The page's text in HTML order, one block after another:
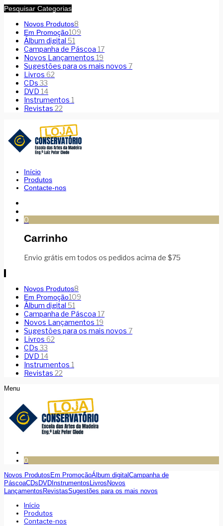
Pesquisar Categorias
Novos Produtos8
Em Promoção109
Álbum digital 51
Campanha de Páscoa 17
Novos Lançamentos 19
Sugestões para os mais novos 7
Livros 62
CDs33
DVD 14
Instrumentos 1
Revistas 22
Início
Produtos
Contacte-nos
0
Carrinho
Envio grátis em todos os pedidos acima de $75
Novos Produtos8
Em Promoção109
Álbum digital 51
Campanha de Páscoa 17
Novos Lançamentos 19
Sugestões para os mais novos 7
Livros 62
CDs33
DVD 14
Instrumentos 1
Revistas 22
Menu
0
Novos Produtos Em PromoçãoÁlbum digitalCampanha de
PáscoaCDs DVD Instrumentos Livros Novos
Lançamentos RevistasSugestões para os mais novos
Início
Produtos
Contacte-nos